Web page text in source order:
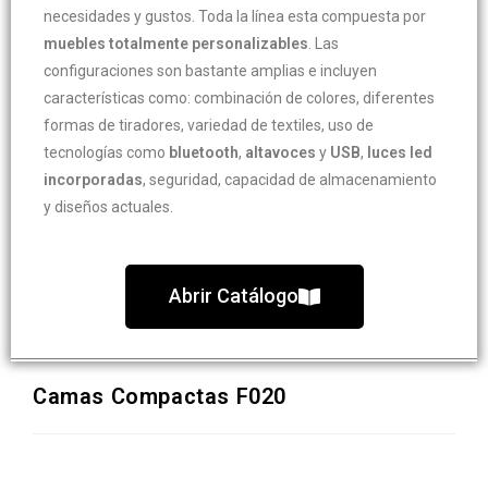
necesidades y gustos. Toda la línea esta compuesta por
muebles totalmente personalizables . Las
configuraciones son bastante amplias e incluyen
características como: combinación de colores, diferentes
formas de tiradores, variedad de textiles, uso de
tecnologías como bluetooth, altavoces y USB, luces led
incorporadas, seguridad, capacidad de almacenamiento
y diseños actuales.
Abrir Catálogo
Camas Compactas F020